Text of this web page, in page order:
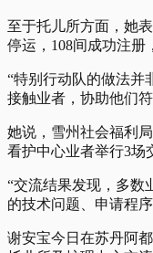
至于托儿所方面，她
停运，108间成功注册
“特别行动队的做法并
接触业者，协助他们
她说，雪州社会福利
看护中心业者举行3场
“交流结果发现，多数
的技术问题、申请程
谢安宝今日在苏丹阿